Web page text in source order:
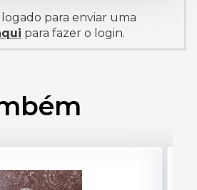
para enviar uma
para fazer o login.